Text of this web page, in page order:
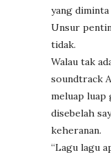
yang
Unsur
tidak.
Walau tak
soundtrack
meluap luap
disebelah
keheranan.
“Lagu lagu